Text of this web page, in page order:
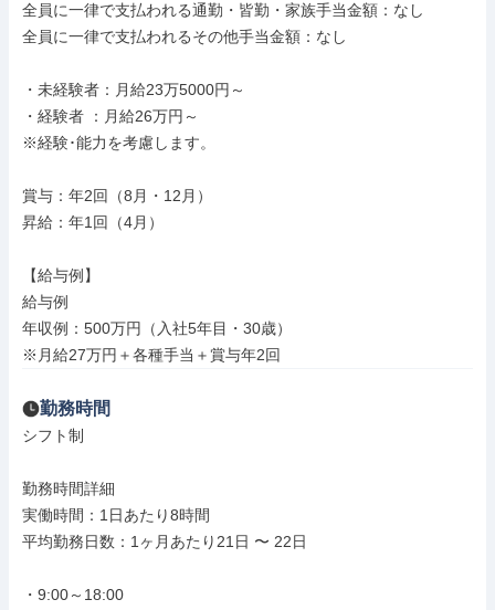
全員に一律で支払われる通勤・皆勤・家族手当金額：なし
全員に一律で支払われるその他手当金額：なし
・未経験者：月給23万5000円～
・経験者 ：月給26万円～
※経験･能力を考慮します。
賞与：年2回（8月・12月）
昇給：年1回（4月）
【給与例】
給与例
年収例：500万円（入社5年目・30歳）
※月給27万円＋各種手当＋賞与年2回
勤務時間
シフト制
勤務時間詳細
実働時間：1日あたり8時間
平均勤務日数：1ヶ月あたり21日 〜 22日
・9:00～18:00